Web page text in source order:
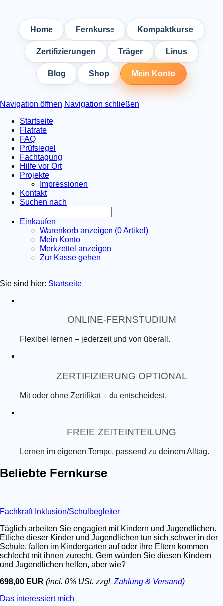
Home Fernkurse Kompaktkurse
Zertifizierungen Träger Linus
Blog Shop Mein Konto
Navigation öffnen Navigation schließen
Startseite
Flatrate
FAQ
Prüfsiegel
Fachtagung
Hilfe vor Ort
Projekte
Impressionen
Kontakt
Suchen nach
Einkaufen
Warenkorb anzeigen (0Artikel)
Mein Konto
Merkzettel anzeigen
Zur Kasse gehen
Sie sind hier: Startseite
ONLINE-FERNSTUDIUM
Flexibel lernen – jederzeit und von überall.
ZERTIFIZIERUNG OPTIONAL
Mit oder ohne Zertifikat – du entscheidest.
FREIE ZEITEINTEILUNG
Lernen im eigenen Tempo, passend zu deinem Alltag.
Beliebte Fernkurse
Fachkraft Inklusion/Schulbegleiter
Täglich arbeiten Sie engagiert mit Kindern und Jugendlichen.
Etliche dieser Kinder und Jugendlichen tun sich schwer in der
Schule, fallen im Kindergarten auf oder ihre Eltern kommen
schlecht mit ihnen zurecht. Gern würden Sie diesen Kindern
und Jugendlichen helfen, aber wie?
698,00 EUR (incl. 0% USt. zzgl. Zahlung & Versand)
Das interessiert mich